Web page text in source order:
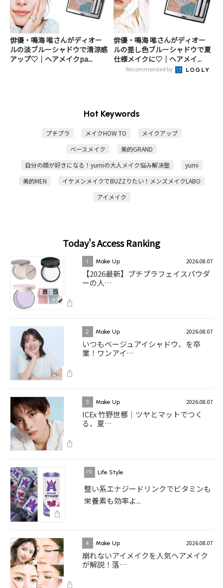
俳優・鳴海 唯さんがディオー
ルの淡ブルーシャドウで清涼感
アップ♡｜ヘアメイクpa...
俳優・鳴海 唯さんがディオー
ルの差し色ブルーシャドウで夏
仕様メイクに♡｜ヘアメイ...
Recommended by
Hot Keywords
プチプラ メイクHOW TO
メイクアップ
ベースメイク
美的GRAND
自分の顔が好きになる！yumiの大人メイク悩み解決塾
yumi
美的MEN
イケメンメイクでBUZZりたい！メンズメイクLABO
アイメイク
Today's Access Ranking
1 Make Up 2026.08.07
【2026最新】プチプラフェイスパウダ
ーの人…
2 Make Up 2026.08.07
いつもベージュアイシャドウ、を卒
業！ワンアイ…
3 Make Up 2026.08.07
ICEx 竹野世梛｜ツヤとマットでつく
る、夏…
Life Style
整い系エナジードリンクでビタミンも
栄養素も効率よ...
4 Make Up 2026.08.07
崩れないアイメイクを人気ヘアメイク
が解説！落…